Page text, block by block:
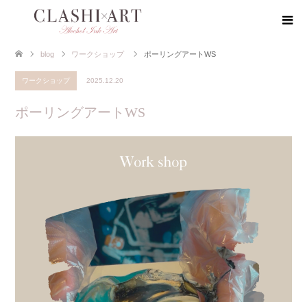
blog ワークショップ ポーリングアートWS
ワークショップ 2025.12.20
ポーリングアートWS